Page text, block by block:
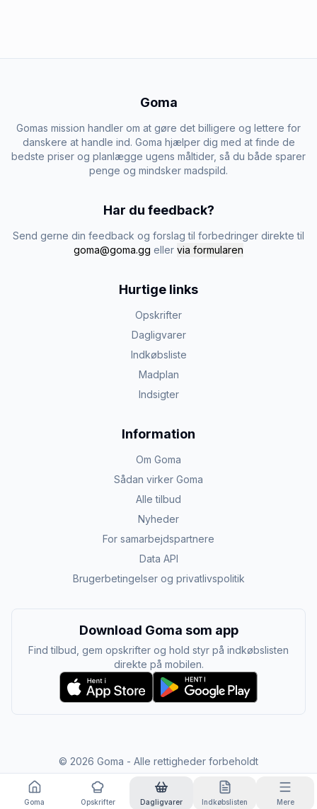
Goma
Gomas mission handler om at gøre det billigere og lettere for
danskere at handle ind. Goma hjælper dig med at finde de
bedste priser og planlægge ugens måltider, så du både sparer
penge og mindsker madspild.
Har du feedback?
Send gerne din feedback og forslag til forbedringer direkte til
goma@goma.gg eller via formularen
Hurtige links
Opskrifter
Dagligvarer
Indkøbsliste
Madplan
Indsigter
Information
Om Goma
Sådan virker Goma
Alle tilbud
Nyheder
For samarbejdspartnere
Data API
Brugerbetingelser og privatlivspolitik
Download Goma som app
Find tilbud, gem opskrifter og hold styr på indkøbslisten
direkte på mobilen.
© 2026 Goma - Alle rettigheder forbeholdt
Goma Opskrifter Dagligvarer Indkøbslisten Mere